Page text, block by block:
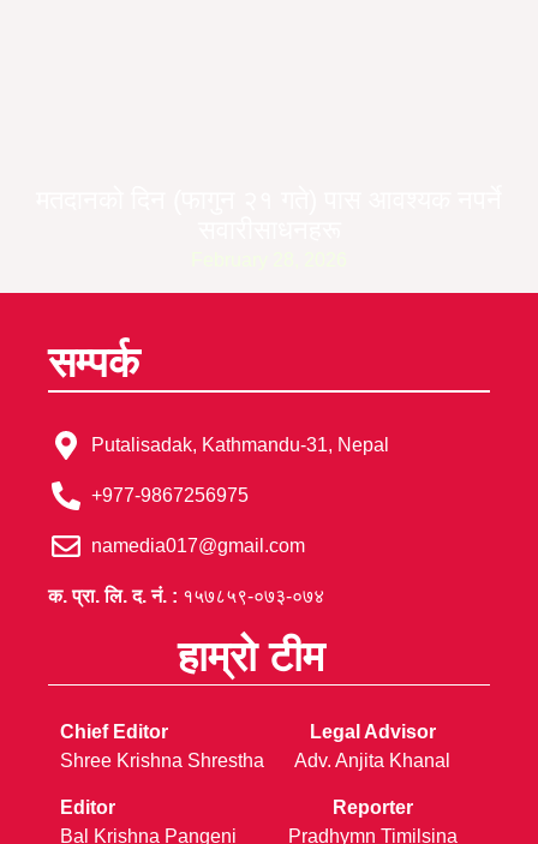
सम्पर्क
Putalisadak, Kathmandu-31, Nepal
+977-9867256975
namedia017@gmail.com
क. प्रा. लि. द. नं. : १५७८५९-०७३-०७४
हाम्रो टीम
Chief Editor
Shree Krishna Shrestha
Editor
Bal Krishna Pangeni
Legal Advisor
Adv. Anjita Khanal
Reporter
Pradhymn Timilsina